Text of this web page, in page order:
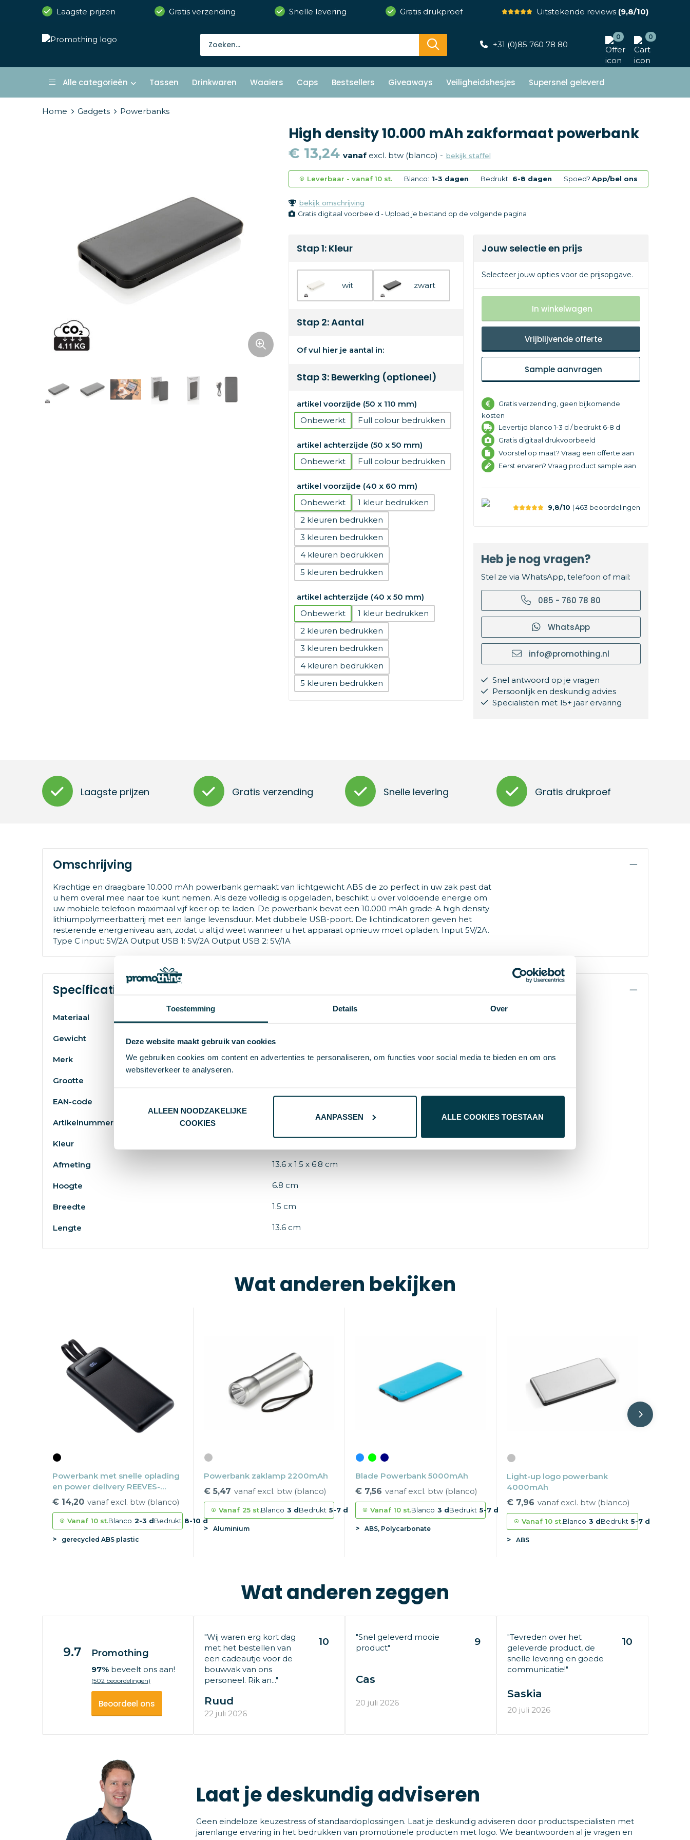
Toestemming Details Over
Deze website maakt gebruik van cookies
We gebruiken cookies om content en advertenties te personaliseren, om functies voor social media te bieden en om ons
websiteverkeer te analyseren.
ALLEEN NOODZAKELIJKE
COOKIES
AANPASSEN ALLE COOKIES TOESTAAN
Laagste prijzen Gratis verzending Snelle levering Gratis drukproef Uitstekende reviews(9,8/10)
+31 (0)85 760 78 80
0 0
Alle categorieën Tassen Drinkwaren Waaiers Caps Bestsellers Giveaways Veiligheidshesjes Supersnel geleverd
Home Gadgets Powerbanks
High density 10.000 mAh zakformaat powerbank
€ 13,24 vanafexcl. btw (blanco) - bekijk staffel
Leverbaar - vanaf 10 st. Blanco: 1-3 dagen Bedrukt: 6-8 dagen Spoed? App/bel ons
bekijk omschrijving
Gratis digitaal voorbeeld - Upload je bestand op de volgende pagina
Stap 1: Kleur
wit zwart
Stap 2: Aantal
Of vul hier je aantal in:
Stap 3: Bewerking (optioneel)
artikel voorzijde (50 x 110 mm)
Onbewerkt
Full colour
artikel achterzijde (50 x 50 mm)
Onbewerkt
Full colour
artikel voorzijde (40 x 60 mm)
Onbewerkt
1
2
3
4
5
artikel achterzijde (40 x 50 mm)
Onbewerkt
1
2
3
4
5
Jouw selectie en prijs
Selecteer jouw opties voor de prijsopgave.
In winkelwagen
Vrijblijvende offerte
Sample aanvragen
Gratis verzending, geen bijkomende
kosten
Levertijd blanco 1-3 d / bedrukt 6-8 d
Gratis digitaal drukvoorbeeld
Voorstel op maat? Vraag een offerte aan
Eerst ervaren? Vraag product sample aan
9,8/10 | 463 beoordelingen
Heb je nog vragen?
Stel ze via WhatsApp, telefoon of mail:
085 - 760 78 80
WhatsApp
info@promothing.nl
Snel antwoord op je vragen
Persoonlijk en deskundig advies
Specialisten met 15+ jaar ervaring
Laagste prijzen Gratis verzending Snelle levering Gratis drukproef
Omschrijving
Krachtige en draagbare 10.000 mAh powerbank gemaakt van lichtgewicht ABS die zo perfect in uw zak past dat
u hem overal mee naar toe kunt nemen. Als deze volledig is opgeladen, beschikt u over voldoende energie om
uw mobiele telefoon maximaal vijf keer op te laden. De powerbank bevat een 10.000 mAh grade-A high density
lithiumpolymeerbatterij met een lange levensduur. Met dubbele USB-poort. De lichtindicatoren geven het
resterende energieniveau aan, zodat u altijd weet wanneer u het apparaat opnieuw moet opladen. Input 5V/2A.
Type C input: 5V/2A Output USB 1: 5V/2A Output USB 2: 5V/1A
Specificaties
Materiaal
Gewicht 221 g
Merk XD Collection
Grootte
EAN-code 8714612114407
Artikelnummer
Kleur
Afmeting 13.6 x 1.5 x 6.8 cm
Hoogte 6.8 cm
Breedte 1.5 cm
Lengte 13.6 cm
Wat anderen bekijken
Powerbank met snelle oplading
en power delivery REEVES-
PULSEXPRESS 10
€ 14,20 vanaf excl. btw (blanco)
Vanaf 10 st.Blanco 2-3 dBedrukt 8-10 d
gerecycled ABS plastic
Powerbank zaklamp 2200mAh
€ 5,47 vanaf excl. btw (blanco)
Vanaf 25 st.Blanco 3 dBedrukt 5-7 d
Aluminium
Blade Powerbank 5000mAh
€ 7,56 vanaf excl. btw (blanco)
Vanaf 10 st.Blanco 3 dBedrukt 5-7 d
ABS, Polycarbonate
Light-up logo powerbank
4000mAh
€ 7,96 vanaf excl. btw (blanco)
Vanaf 10 st.Blanco 3 dBedrukt 5-7 d
ABS
Wat anderen zeggen
9.7 Promothing
97%beveelt ons aan!
(502 beoordelingen)
Beoordeel ons
"Wij waren erg kort dag
met het bestellen van
een cadeautje voor de
bouwvak van ons
personeel. Rik an..."
10
Ruud
22 juli 2026
"Snel geleverd mooie
product"
9
Cas
20 juli 2026
"Tevreden over het
geleverde product, de
snelle levering en goede
communicatie!"
10
Saskia
20 juli 2026
Laat je deskundig adviseren
Geen eindeloze keuzestress of standaardoplossingen. Laat je deskundig adviseren door productspecialisten met
jarenlange ervaring in het bedrukken van promotionele producten met logo. We beantwoorden al je vragen en